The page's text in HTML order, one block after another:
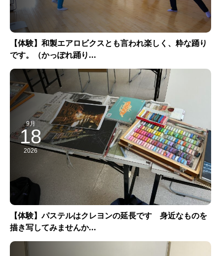
【体験】和製エアロビクスとも言われ楽しく、粋な踊り
です。（かっぽれ踊り...
9月
18
2026
【体験】パステルはクレヨンの延長です 身近なものを
描き写してみませんか...